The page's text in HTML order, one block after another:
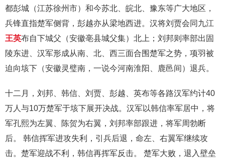
都彭城（江苏徐州市）和今苏北、皖北、豫东等广大地区，
兵锋直指楚军侧背，彭越亦从梁地西进。汉将刘贾会同九江
王英布自下城父（安徽亳县城父集）北上；刘邦则率部出固
陵东进、汉军形成从南、北、西三面合围楚军之势，项羽被
迫向垓下（安徽灵璧南，一说今河南淮阳、鹿邑间）退兵。
十二月，刘邦、韩信、刘贾、彭越、英布等各路汉军约计40
万人与10万楚军于垓下展开决战。汉军以韩信率军居中，将
军孔熙为左翼、陈贺为右翼，刘邦率部跟进，将军周勃断
后。 韩信挥军进攻失利，引兵后退，命左、右翼军继续攻
击。楚军迎战不利，韩信再挥军反击。 楚军大败，退入壁垒